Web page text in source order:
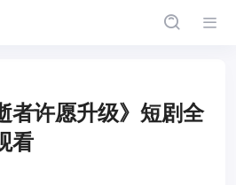
者许愿升级》短剧全
看